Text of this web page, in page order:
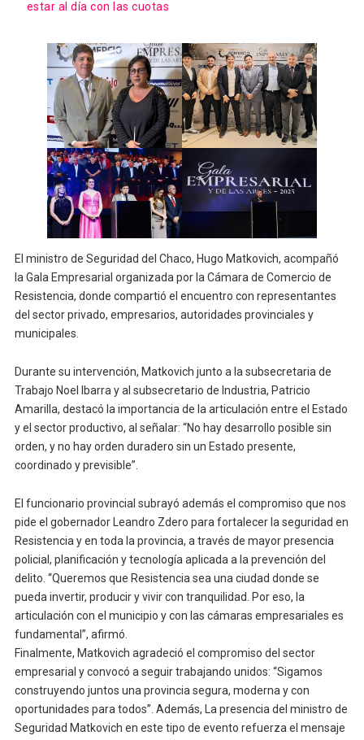
estar al día con las cuotas
El ministro de Seguridad del Chaco, Hugo Matkovich, acompañó
la Gala Empresarial organizada por la Cámara de Comercio de
Resistencia, donde compartió el encuentro con representantes
del sector privado, empresarios, autoridades provinciales y
municipales.
Durante su intervención, Matkovich junto a la subsecretaria de
Trabajo Noel Ibarra y al subsecretario de Industria, Patricio
Amarilla, destacó la importancia de la articulación entre el Estado
y el sector productivo, al señalar: “No hay desarrollo posible sin
orden, y no hay orden duradero sin un Estado presente,
coordinado y previsible”.
El funcionario provincial subrayó además el compromiso que nos
pide el gobernador Leandro Zdero para fortalecer la seguridad en
Resistencia y en toda la provincia, a través de mayor presencia
policial, planificación y tecnología aplicada a la prevención del
delito. “Queremos que Resistencia sea una ciudad donde se
pueda invertir, producir y vivir con tranquilidad. Por eso, la
articulación con el municipio y con las cámaras empresariales es
fundamental”, afirmó.
Finalmente, Matkovich agradeció el compromiso del sector
empresarial y convocó a seguir trabajando unidos: “Sigamos
construyendo juntos una provincia segura, moderna y con
oportunidades para todos”. Además, La presencia del ministro de
Seguridad Matkovich en este tipo de evento refuerza el mensaje